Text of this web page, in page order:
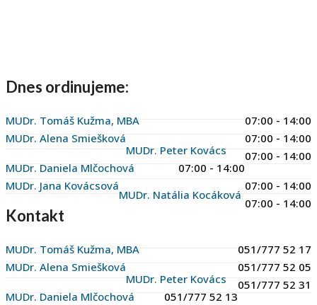
Dnes ordinujeme:
MUDr. Tomáš Kužma, MBA
07:00 - 14:00
MUDr. Alena Smiešková
07:00 - 14:00
MUDr. Peter Kovács
07:00 - 14:00
MUDr. Daniela Mlčochová
07:00 - 14:00
MUDr. Jana Kovácsová
07:00 - 14:00
MUDr. Natália Kocáková
07:00 - 14:00
Kontakt
MUDr. Tomáš Kužma, MBA
051/777 52 17
MUDr. Alena Smiešková
051/777 52 05
MUDr. Peter Kovács
051/777 52 31
MUDr. Daniela Mlčochová
051/777 52 13